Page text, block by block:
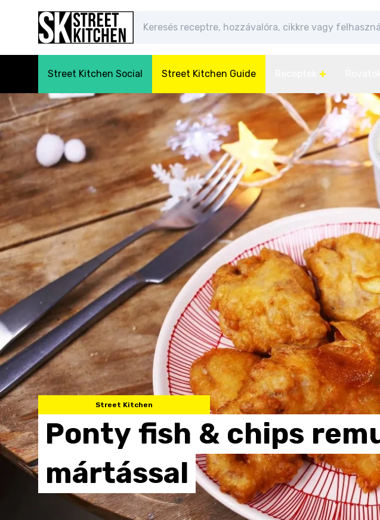
Street Kitchen Social Street Kitchen Guide
Street Kitchen
Ponty fish & chips
mártással